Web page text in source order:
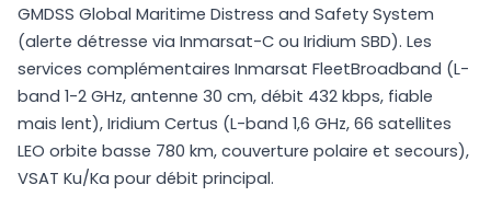
GMDSS Global Maritime Distress and Safety System
(alerte détresse via Inmarsat-C ou Iridium SBD). Les
services complémentaires Inmarsat FleetBroadband (L-
band 1-2 GHz, antenne 30 cm, débit 432 kbps, fiable
mais lent), Iridium Certus (L-band 1,6 GHz, 66 satellites
LEO orbite basse 780 km, couverture polaire et secours),
VSAT Ku/Ka pour débit principal.